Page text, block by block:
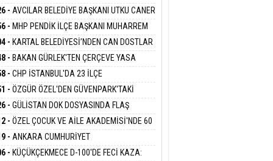
Kılıç
ATEŞE ATILAN VİCDAN
BAŞARSLAN
Kaynas
BASIN MENSUPLARINI AĞIRLADI
- AVCILAR BELEDİYE BAŞKANI UTKU CANER
HAKKINDA TAHLİYE KARARI
- MHP PENDİK İLÇE BAŞKANI MUHARREM
ORDULULAR DERNEĞİ HEYETİNİ
- KARTAL BELEDİYESİ’NDEN CAN DOSTLAR
DEV YATIRIM!
- BAKAN GÜRLEK'TEN ÇERÇEVE YASA
ÇİZGİMİZ ŞEHİT AİLELERİ
HASSASİYETİDİR''
- CHP İSTANBUL'DA 23 İLÇE
ATAMALAR GERÇEKLEŞTİ
- ÖZGÜR ÖZEL'DEN GÜVENPARK'TAKİ
DESTEK:''SONUÇ ALANA KADAR
- GÜLİSTAN DOK DOSYASINDA FLAŞ
2 DALGIÇ DELİL KARARTMA
TUTUTKLANDI
- ÖZEL ÇOCUK VE AİLE AKADEMİSİ'NDE 60
HİZMET VERİLDİ
- ANKARA CUMHURİYET
ÖZGÜR ÖZEL VE VELİ
- KÜÇÜKÇEKMECE D-100'DE FECİ KAZA: